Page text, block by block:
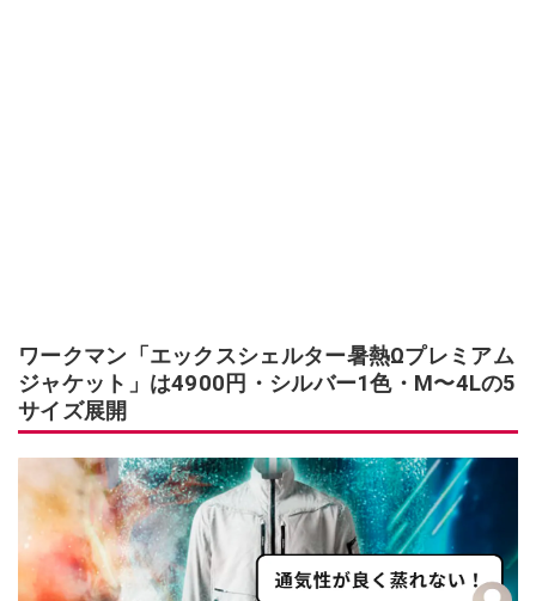
ワークマン「エックスシェルター暑熱Ωプレミアム
ジャケット」は4900円・シルバー1色・M〜4Lの5
サイズ展開